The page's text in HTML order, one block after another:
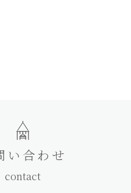
い合わせ
contact